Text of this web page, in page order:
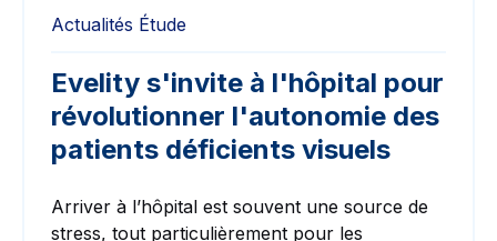
Actualités Étude
Evelity s'invite à l'hôpital pour
révolutionner l'autonomie des
patients déficients visuels
Arriver à l’hôpital est souvent une source de
stress, tout particulièrement pour les